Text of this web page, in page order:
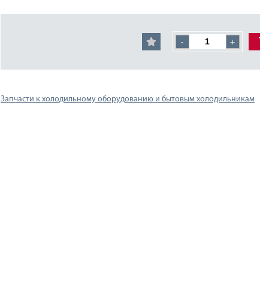
- +
Запчасти к холодильному оборудованию и бытовым холодильникам